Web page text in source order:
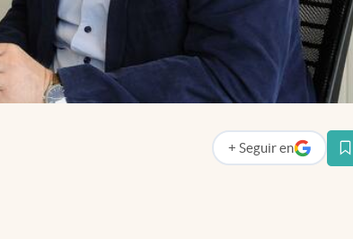
+ Seguir en
abre en nueva pestaña